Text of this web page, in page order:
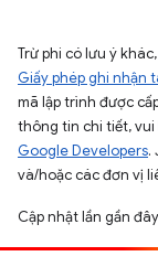
Trừ phi có lưu ý
Giấy phép ghi nhận
mã lập trình được
thông tin chi tiết,
Google Developers.
và/hoặc các đơn vị
Cập nhật lần gần